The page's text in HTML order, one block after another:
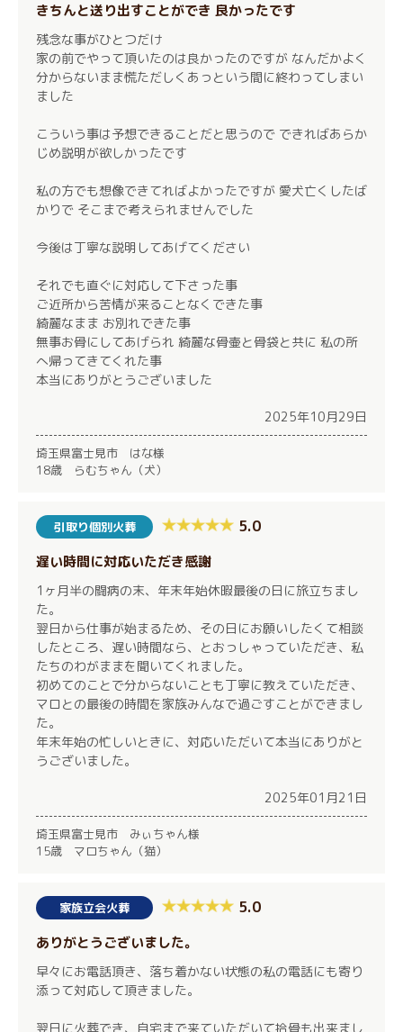
きちんと送り出すことができ 良かったです
残念な事がひとつだけ
家の前でやって頂いたのは良かったのですが なんだかよく
分からないまま慌ただしくあっという間に終わってしまい
ました
こういう事は予想できることだと思うので できればあらか
じめ説明が欲しかったです
私の方でも想像できてればよかったですが 愛犬亡くしたば
かりで そこまで考えられませんでした
今後は丁寧な説明してあげてください
それでも直ぐに対応して下さった事
ご近所から苦情が来ることなくできた事
綺麗なまま お別れできた事
無事お骨にしてあげられ 綺麗な骨壷と骨袋と共に 私の所
へ帰ってきてくれた事
本当にありがとうございました
2025年10月29日
埼玉県富士見市 はな様
18歳 らむちゃん（犬）
引取り個別火葬 5.0
遅い時間に対応いただき感謝
1ヶ月半の闘病の末、年末年始休暇最後の日に旅立ちまし
た。
翌日から仕事が始まるため、その日にお願いしたくて相談
したところ、遅い時間なら、とおっしゃっていただき、私
たちのわがままを聞いてくれました。
初めてのことで分からないことも丁寧に教えていただき、
マロとの最後の時間を家族みんなで過ごすことができまし
た。
年末年始の忙しいときに、対応いただいて本当にありがと
うございました。
2025年01月21日
埼玉県富士見市 みぃちゃん様
15歳 マロちゃん（猫）
家族立会火葬 5.0
ありがとうございました。
早々にお電話頂き、落ち着かない状態の私の電話にも寄り
添って対応して頂きました。
翌日に火葬でき、自宅まで来ていただいて拾骨も出来まし